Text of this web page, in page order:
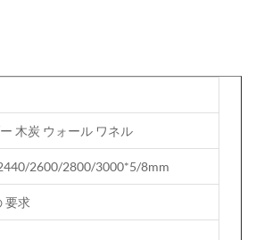
木炭 ウォール ワネル
2600/2800/3000*5/8mm
要求